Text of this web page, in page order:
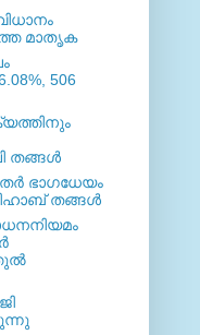
മാതൃക
506
തങ്ങള്‍
ഭാഗധേയം
തങ്ങള്‍